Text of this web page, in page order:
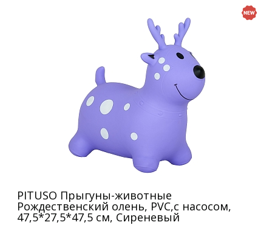
PITUSO Прыгуны-животные
Рождественский олень, PVC,с насосом,
47,5*27,5*47,5 см, Сиреневый